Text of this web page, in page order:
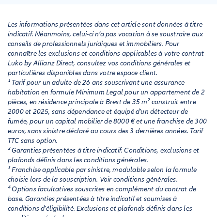
revenus prouvant qu’il génère un revenu supérieur à 3 fois le
montant du loyer. En dehors de cette exigence, toute
personne qui le souhaite à la possibilité d'être garant.
Les informations présentées dans cet article sont données à titre
indicatif. Néanmoins, celui-ci n’a pas vocation à se soustraire aux
conseils de professionnels juridiques et immobiliers. Pour
connaître les exclusions et conditions applicables à votre contrat
Luko by Allianz Direct, consultez vos conditions générales et
particulières disponibles dans votre espace client.
¹ Tarif pour un adulte de 26 ans souscrivant une assurance
habitation en formule Minimum Legal pour un appartement de 2
pièces, en résidence principale à Brest de 35 m² construit entre
2000 et 2025, sans dépendance et équipé d'un détecteur de
fumée, pour un capital mobilier de 8000 € et une franchise de 300
euros, sans sinistre déclaré au cours des 3 dernières années. Tarif
TTC sans option.
² Garanties présentées à titre indicatif. Conditions, exclusions et
plafonds définis dans les conditions générales.
³ Franchise applicable par sinistre, modulable selon la formule
choisie lors de la souscription. Voir conditions générales.
⁴ Options facultatives souscrites en complément du contrat de
base. Garanties présentées à titre indicatif et soumises à
conditions d'éligibilité. Exclusions et plafonds définis dans les